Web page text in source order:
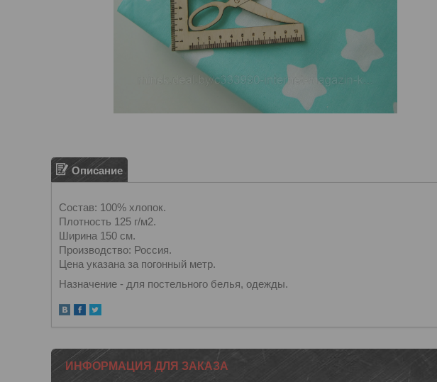
Описание
Состав: 100% хлопок.
Плотность 125 г/м2.
Ширина 150 см.
Производство: Россия.
Цена указана за погонный метр.
Назначение - для постельного белья, одежды.
ИНФОРМАЦИЯ ДЛЯ ЗАКАЗА